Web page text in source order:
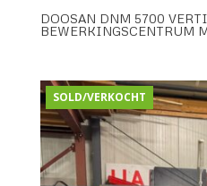
DOOSAN DNM 5700
BEWERKINGSCENTRUM
SOLD/VERKOCHT